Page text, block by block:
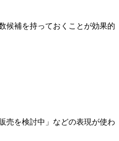
候補を持っておくことが効果的
売を検討中」などの表現が使わ